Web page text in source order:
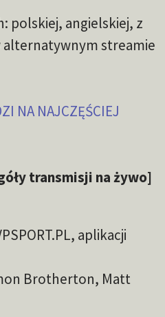
polskiej, angielskiej, z
alternatywnym streamie
NA NAJCZĘŚCIEJ
transmisji na żywo]
aplikacji
Brotherton, Matt